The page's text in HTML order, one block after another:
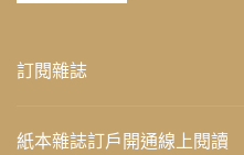
訂閱雜誌
紙本雜誌訂戶開通線上閱讀